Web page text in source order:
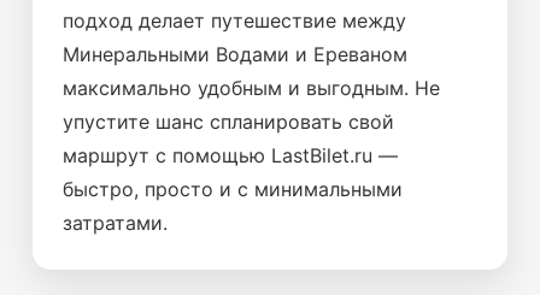
подход делает путешествие между
Минеральными Водами и Ереваном
максимально удобным и выгодным. Не
упустите шанс спланировать свой
маршрут с помощью LastBilet.ru —
быстро, просто и с минимальными
затратами.